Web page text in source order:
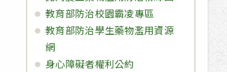
教育部防治校園霸凌專區
教育部防治學生藥物濫用資源
網
身心障礙者權利公約